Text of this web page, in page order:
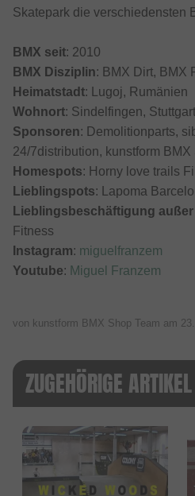
Skatepark die verschiedensten
BMX seit: 2010
BMX Disziplin: BMX Dirt, BMX
Heimatstadt: Lugoj, Rumänien
Wohnort: Sindelfingen, Stuttgart
Sponsoren: Demolitionparts,
24/7distribution, kunstform BMX
Homespots: Horny love trails
Lieblingspots: Lapoma
Lieblingsbeschäftigung außer
Fitness
Instagram: miguelfranzem
Youtube: Miguel Franzem
von kunstform BMX Shop Team am
ZUGEHÖRIGE ARTIKEL